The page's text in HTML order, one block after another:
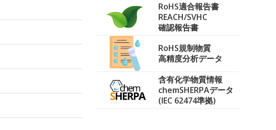
RoHS適合報告書
REACH/SVHC
確認報告書
RoHS規制物質
高精度分析データ
含有化学物質情報
chemSHERPAデータ
(IEC 62474準拠)